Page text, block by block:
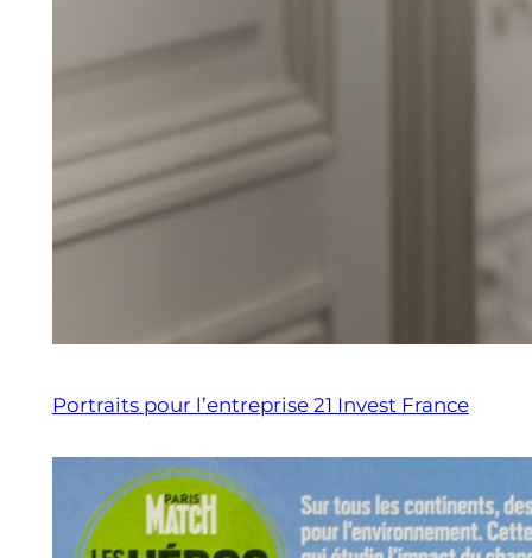
Portraits pour l’entreprise 21 Invest France